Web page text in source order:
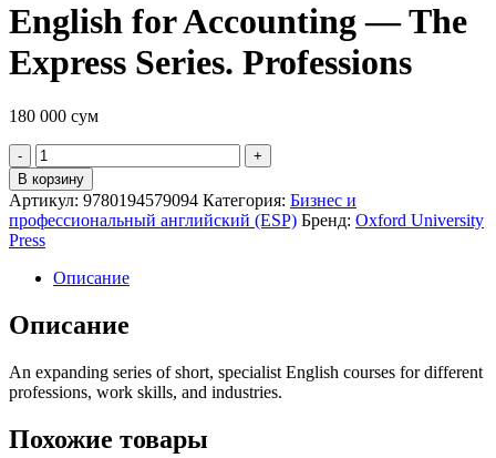
English for Accounting — The
Express Series. Professions
180 000 сум
Quantity
В корзину
Артикул: 9780194579094 Категория: Бизнес и
профессиональный английский (ESP) Бренд: Oxford University
Press
Описание
Описание
An expanding series of short, specialist English courses for different
professions, work skills, and industries.
Похожие товары